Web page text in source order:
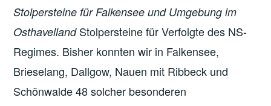
Stolpersteine für Falkensee und Umgebung im
OsthavellandStolpersteine für Verfolgte des NS-
Regimes. Bisher konnten wir in Falkensee,
Brieselang, Dallgow, Nauen mit Ribbeck und
Schönwalde 48 solcher besonderen